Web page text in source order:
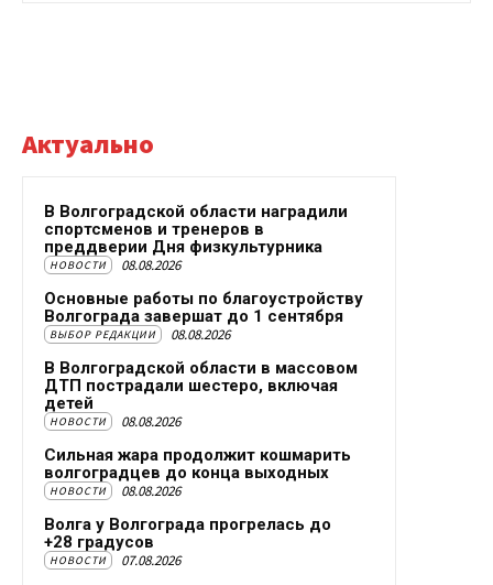
Актуально
В Волгоградской области наградили
спортсменов и тренеров в
преддверии Дня физкультурника
НОВОСТИ 08.08.2026
Основные работы по благоустройству
Волгограда завершат до 1 сентября
ВЫБОР РЕДАКЦИИ 08.08.2026
В Волгоградской области в массовом
ДТП пострадали шестеро, включая
детей
НОВОСТИ 08.08.2026
Сильная жара продолжит кошмарить
волгоградцев до конца выходных
НОВОСТИ 08.08.2026
Волга у Волгограда прогрелась до
+28 градусов
НОВОСТИ 07.08.2026